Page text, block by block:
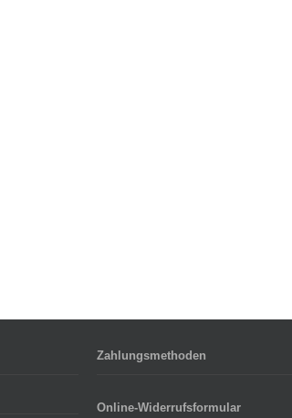
Zahlungsmethoden
Online-Widerrufsformular